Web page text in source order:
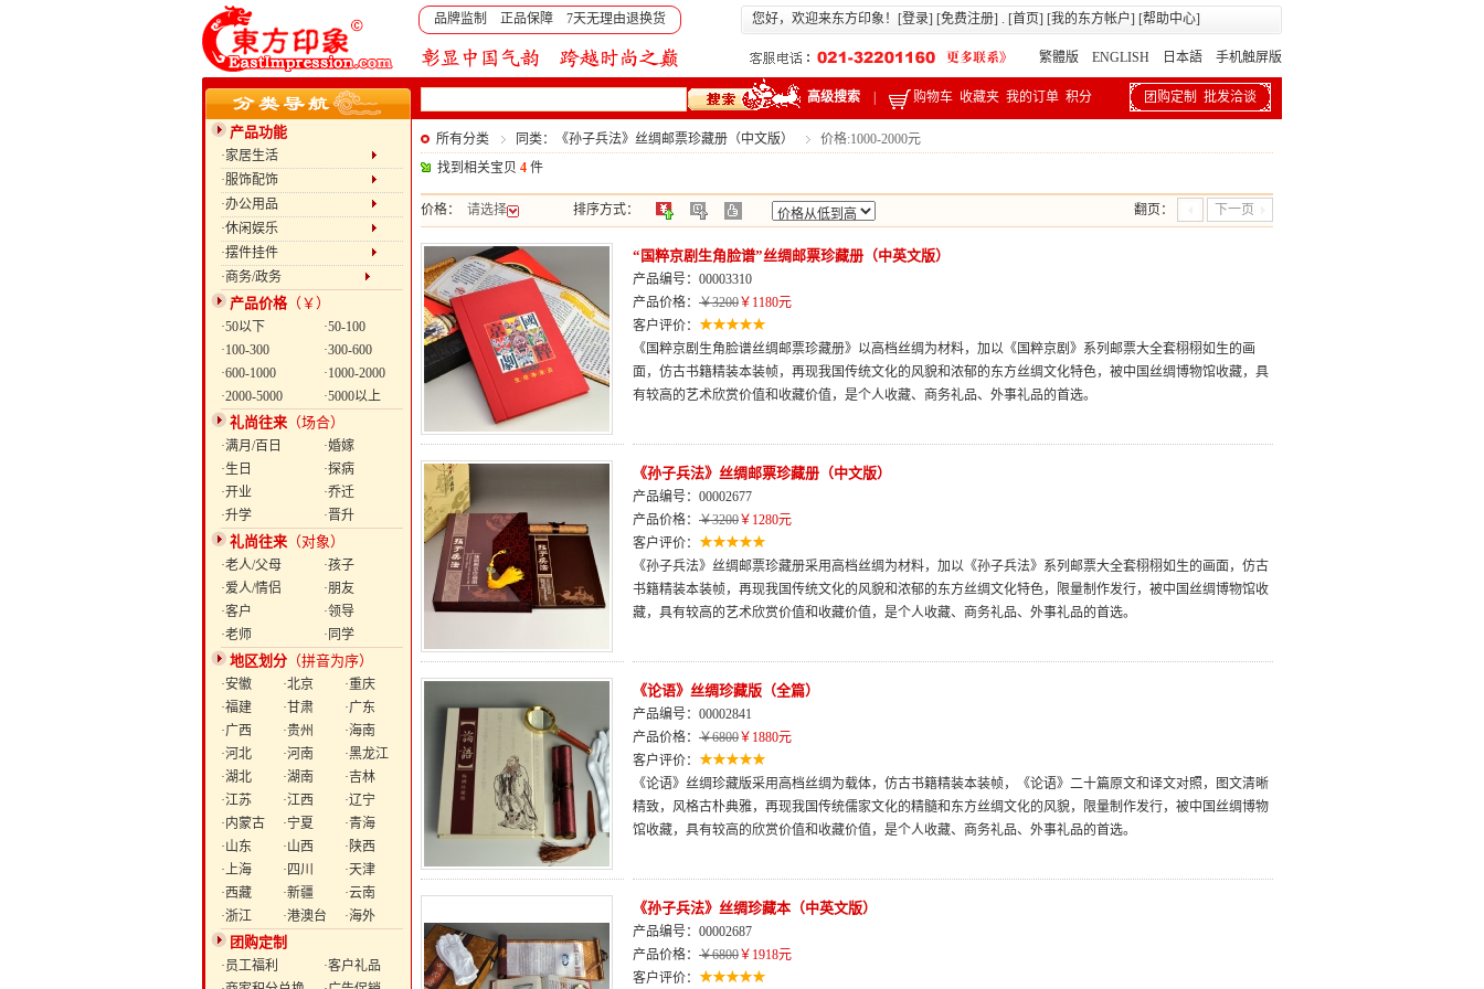
品牌监制 正品保障 7天无理由退换货 您好，欢迎来东方印象！[登录] [免费注册] . [首页] [我的东方帐户] [帮助中心]
繁體版 ENGLISH 日本語 手机触屏版
高级搜索 购物车 收藏夹 我的订单 积分 团购定制 批发洽谈
产品功能
·家居生活
·服饰配饰
·办公用品
·休闲娱乐
·摆件挂件
·商务/政务
产品价格（￥）
·50以下
·50-100
·100-300
·300-600
·600-1000
·1000-2000
·2000-5000
·5000以上
礼尚往来 （场合）
·满月/百日
·婚嫁
·生日
·探病
·开业
·乔迁
·升学
·晋升
礼尚往来 （对象）
·老人/父母
·孩子
·爱人/情侣
·朋友
·客户
·领导
·老师
·同学
地区划分 （拼音为序）
·安徽 ·北京
·重庆
·福建
·甘肃
·广东
·广西
·贵州
·海南
·河北
·河南
·黑龙江
·湖北
·湖南
·吉林
·江苏
·江西
·辽宁
·内蒙古
·宁夏
·青海
·山东
·山西
·陕西
·上海
·四川
·天津
·西藏
·新疆
·云南
·浙江
·港澳台 ·海外
团购定制
·员工福利
·客户礼品
所有分类 同类：《孙子兵法》丝绸邮票珍藏册（中文版）
价格:1000-2000元
找到相关宝贝 4 件
价格： 请选择 排序方式： 翻页： 下一页
“国粹京剧生角脸谱”丝绸邮票珍藏册（中英文版）
产品编号：00003310
产品价格： ￥3200￥1180元
客户评价：
《国粹京剧生角脸谱丝绸邮票珍藏册》以高档丝绸为材料，加以《国粹京剧》系列邮票大全套栩栩如生的画
面，仿古书籍精装本装帧，再现我国传统文化的风貌和浓郁的东方丝绸文化特色，被中国丝绸博物馆收藏，具
有较高的艺术欣赏价值和收藏价值，是个人收藏、商务礼品、外事礼品的首选。
《孙子兵法》丝绸邮票珍藏册（中文版）
产品编号：00002677
产品价格： ￥3200￥1280元
客户评价：
《孙子兵法》丝绸邮票珍藏册采用高档丝绸为材料，加以《孙子兵法》系列邮票大全套栩栩如生的画面，仿古
书籍精装本装帧，再现我国传统文化的风貌和浓郁的东方丝绸文化特色，限量制作发行，被中国丝绸博物馆收
藏，具有较高的艺术欣赏价值和收藏价值，是个人收藏、商务礼品、外事礼品的首选。
《论语》丝绸珍藏版（全篇）
产品编号：00002841
产品价格： ￥6800￥1880元
客户评价：
《论语》丝绸珍藏版采用高档丝绸为载体，仿古书籍精装本装帧，《论语》二十篇原文和译文对照，图文清晰
精致，风格古朴典雅，再现我国传统儒家文化的精髓和东方丝绸文化的风貌，限量制作发行，被中国丝绸博物
馆收藏，具有较高的欣赏价值和收藏价值，是个人收藏、商务礼品、外事礼品的首选。
《孙子兵法》丝绸珍藏本（中英文版）
产品编号：00002687
产品价格： ￥6800￥1918元
客户评价：